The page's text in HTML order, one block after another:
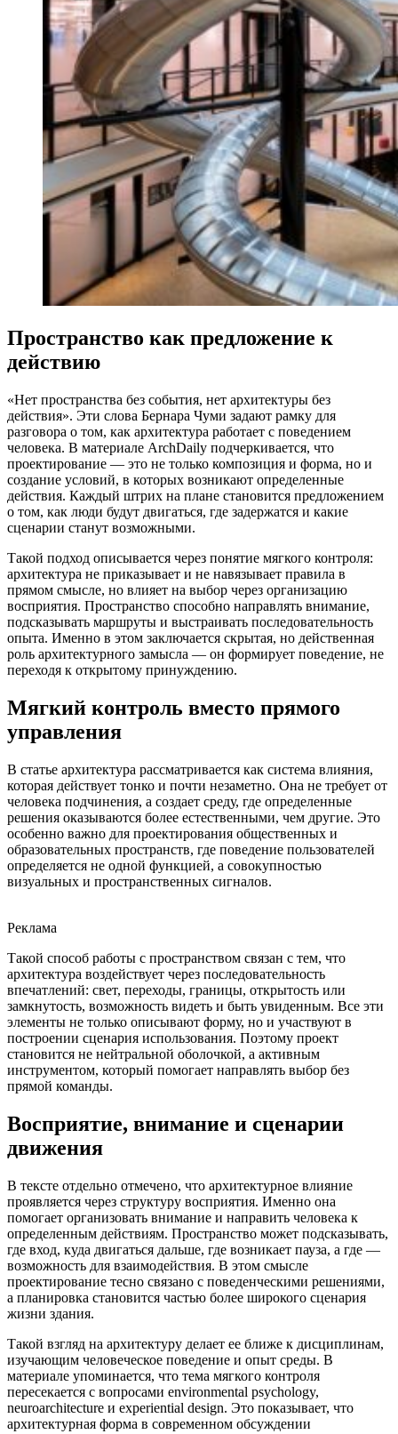
Пространство как предложение к
действию
«Нет пространства без события, нет архитектуры без
действия». Эти слова Бернара Чуми задают рамку для
разговора о том, как архитектура работает с поведением
человека. В материале ArchDaily подчеркивается, что
проектирование — это не только композиция и форма, но и
создание условий, в которых возникают определенные
действия. Каждый штрих на плане становится предложением
о том, как люди будут двигаться, где задержатся и какие
сценарии станут возможными.
Такой подход описывается через понятие мягкого контроля:
архитектура не приказывает и не навязывает правила в
прямом смысле, но влияет на выбор через организацию
восприятия. Пространство способно направлять внимание,
подсказывать маршруты и выстраивать последовательность
опыта. Именно в этом заключается скрытая, но действенная
роль архитектурного замысла — он формирует поведение, не
переходя к открытому принуждению.
Мягкий контроль вместо прямого
управления
В статье архитектура рассматривается как система влияния,
которая действует тонко и почти незаметно. Она не требует от
человека подчинения, а создает среду, где определенные
решения оказываются более естественными, чем другие. Это
особенно важно для проектирования общественных и
образовательных пространств, где поведение пользователей
определяется не одной функцией, а совокупностью
визуальных и пространственных сигналов.
Реклама
Такой способ работы с пространством связан с тем, что
архитектура воздействует через последовательность
впечатлений: свет, переходы, границы, открытость или
замкнутость, возможность видеть и быть увиденным. Все эти
элементы не только описывают форму, но и участвуют в
построении сценария использования. Поэтому проект
становится не нейтральной оболочкой, а активным
инструментом, который помогает направлять выбор без
прямой команды.
Восприятие, внимание и сценарии
движения
В тексте отдельно отмечено, что архитектурное влияние
проявляется через структуру восприятия. Именно она
помогает организовать внимание и направить человека к
определенным действиям. Пространство может подсказывать,
где вход, куда двигаться дальше, где возникает пауза, а где —
возможность для взаимодействия. В этом смысле
проектирование тесно связано с поведенческими решениями,
а планировка становится частью более широкого сценария
жизни здания.
Такой взгляд на архитектуру делает ее ближе к дисциплинам,
изучающим человеческое поведение и опыт среды. В
материале упоминается, что тема мягкого контроля
пересекается с вопросами environmental psychology,
neuroarchitecture и experiential design. Это показывает, что
архитектурная форма в современном обсуждении